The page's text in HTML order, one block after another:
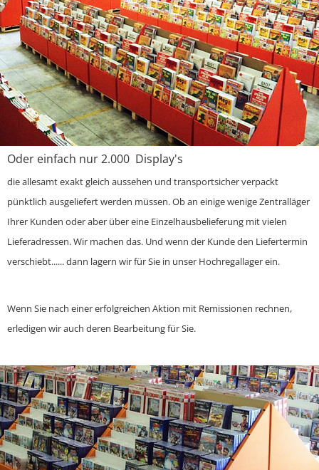
Oder einfach nur 2.000 Display's
die allesamt exakt gleich aussehen und transportsicher verpackt
pünktlich ausgeliefert werden müssen. Ob an einige wenige Zentralläger
Ihrer Kunden oder aber über eine Einzelhausbelieferung mit vielen
Lieferadressen. Wir machen das. Und wenn der Kunde den Liefertermin
verschiebt...... dann lagern wir für Sie in unser Hochregallager ein.
Wenn Sie nach einer erfolgreichen Aktion mit Remissionen rechnen,
erledigen wir auch deren Bearbeitung für Sie.